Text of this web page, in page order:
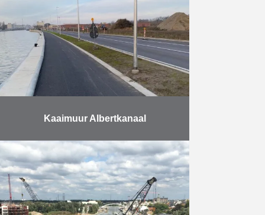
Kaaimuur Albertkanaal
Met bijna 40 miljoen ton vervoerde
goederen per jaar is het
Albertkanaal de belangrijkste
waterweg in Vlaanderen. Vooral het
containervervoer kende het
voorbije decennium een …